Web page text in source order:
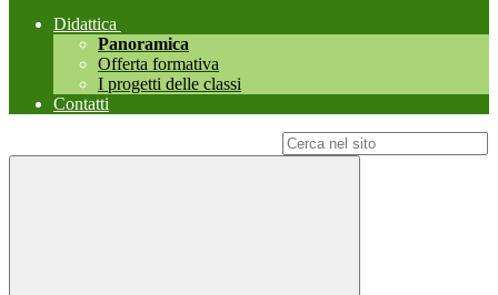
Didattica
Panoramica
Offerta formativa
I progetti delle classi
Contatti